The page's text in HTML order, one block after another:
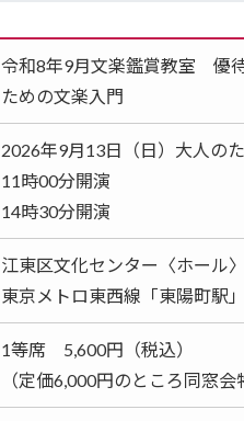
令和8年9月文楽鑑賞教室 優
ための文楽入門
2026年9月13日（日）大人の
11時00分開演
14時30分開演
江東区文化センター〈ホー
東京メトロ東西線「東陽町駅」
1等席 5,600円（税込）
（定価6,000円のところ同窓会